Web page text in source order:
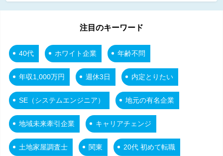
注目のキーワード
40代 ホワイト企業 年齢不問
年収1,000万円 週休3日 内定とりたい
SE（システムエンジニア） 地元の有名企業
地域未来牽引企業 キャリアチェンジ
土地家屋調査士 関東 20代 初めて転職